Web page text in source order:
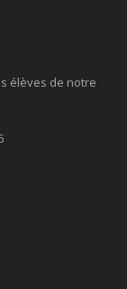
élèves de notre